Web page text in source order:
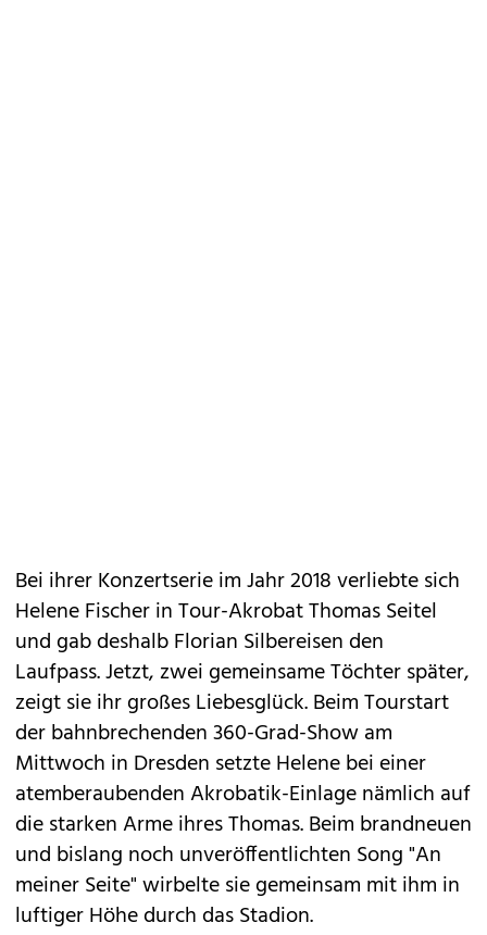
Bei ihrer Konzertserie im Jahr 2018 verliebte sich
Helene Fischer in Tour-Akrobat Thomas Seitel
und gab deshalb Florian Silbereisen den
Laufpass. Jetzt, zwei gemeinsame Töchter später,
zeigt sie ihr großes Liebesglück. Beim Tourstart
der bahnbrechenden 360-Grad-Show am
Mittwoch in Dresden setzte Helene bei einer
atemberaubenden Akrobatik-Einlage nämlich auf
die starken Arme ihres Thomas. Beim brandneuen
und bislang noch unveröffentlichten Song "An
meiner Seite" wirbelte sie gemeinsam mit ihm in
luftiger Höhe durch das Stadion.